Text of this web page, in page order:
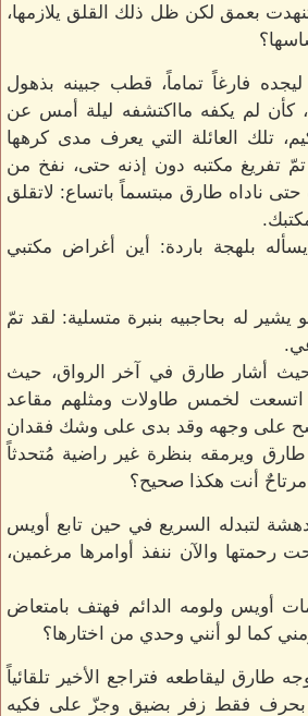
بعمق لكن ظل ذلك القلق يلازمها،
فارغاً تماماً، قطب جبينه بذهول
كأن لم يكفه مااكتشفه ليلة أمس عن
تلك العائلة التي يعرف مدى كرهها
تمّ تفريغ مكتبه دون إذنه حتى، نفخ من
ناداه طارق مبتسماً باتساع: لاتقلق
بلهجة باردة: أين أغراض مكتبي
له بحاجبيه بنبرة متسلية: لقد تمّ
أشار طارق في آخر الرواق، حيث
اتسعت لخمس طاولات ومثلهم مقاعد
على وجهه وقد بدى على وشك فقدان
ويرمقه بنظرة غير راضية مُتحدثاً
أنت هكذا صحيح؟
لتبدله السريع في حين تابع أويس
رحمتها والآن ننفذ أوامرها مرغمين،
أويس ولومه الدائم فهتف بامتعاض
كما لو أنني وحدي من اختارها؟
طارق ليقاطعه فتراجع الأخير تلقائياً
بحرف فقط زفر بضيق وجزّ على فكيه